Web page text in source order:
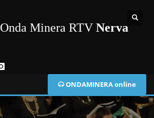
Onda Minera RTV Nerva
ONDAMINERA online